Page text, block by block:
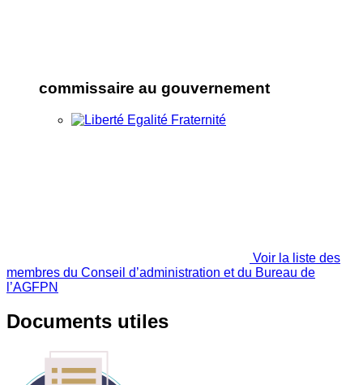
commissaire au gouvernement
Voir la liste des
membres du Conseil d’administration et du Bureau de
l’AGFPN
Documents utiles